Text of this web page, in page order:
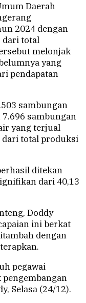
Daerah
2024 dengan
dari total
melonjak
yang
pendapatan
sambungan
7.696 sambungan
yang terjual
dari total produksi
ditekan
dari 40,13
Doddy
ini berkat
dengan
pegawai
Selasa (24/12).